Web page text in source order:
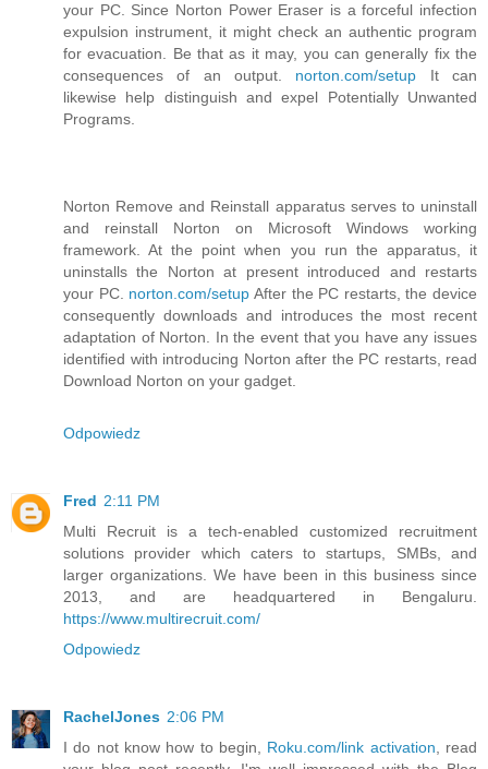
your PC. Since Norton Power Eraser is a forceful infection
expulsion instrument, it might check an authentic program
for evacuation. Be that as it may, you can generally fix the
consequences of an output. norton.com/setup It can
likewise help distinguish and expel Potentially Unwanted
Programs.
Norton Remove and Reinstall apparatus serves to uninstall
and reinstall Norton on Microsoft Windows working
framework. At the point when you run the apparatus, it
uninstalls the Norton at present introduced and restarts
your PC. norton.com/setup After the PC restarts, the device
consequently downloads and introduces the most recent
adaptation of Norton. In the event that you have any issues
identified with introducing Norton after the PC restarts, read
Download Norton on your gadget.
Odpowiedz
Fred 2:11 PM
Multi Recruit is a tech-enabled customized recruitment
solutions provider which caters to startups, SMBs, and
larger organizations. We have been in this business since
2013, and are headquartered in Bengaluru.
https://www.multirecruit.com/
Odpowiedz
RachelJones 2:06 PM
I do not know how to begin, Roku.com/link activation, read